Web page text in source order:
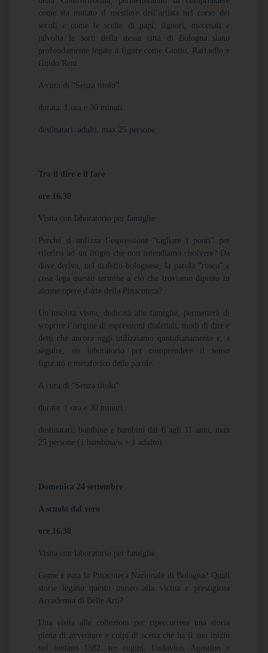
come sia mutato il mestiere dell’artista nel corso dei
secoli e come le scelte di papi, signori, mecenati e
talvolta le sorti della stessa città di Bologna siano
profondamente legate a figure come Giotto, Raffaello e
Guido Reni.
A cura di “Senza titolo”
durata: 1 ora e 30 minuti
destinatari: adulti, max 25 persone
Tra il dire e il fare
ore 16.30
Visita con laboratorio per famiglie
Perché si utilizza l’espressione “tagliare i ponti” per
riferirsi ad un litigio che non intendiamo risolvere? Da
dove deriva, nel dialetto bolognese, la parola “rusco” e
cosa lega questo termine a ciò che troviamo dipinto in
alcune opere d'arte della Pinacoteca?
Un’insolita visita, dedicata alle famiglie, permetterà di
scoprire l’origine di espressioni dialettali, modi di dire e
detti che ancora oggi utilizziamo quotidianamente e, a
seguire, un laboratorio per comprendere il senso
figurato e metaforico delle parole.
A cura di “Senza titolo”
durata: 1 ora e 30 minuti
destinatari: bambine e bambini dai 6 agli 11 anni, max
25 persone (1 bambina/o + 1 adulto)
Domenica 24 settembre
A scuola dal vero
ore 16.30
Visita con laboratorio per famiglie
Come è nata la Pinacoteca Nazionale di Bologna? Quali
storie legano questo museo alla vicina e prestigiosa
Accademia di Belle Arti?
Una visita alle collezioni per ripercorrere una storia
piena di avventure e colpi di scena che ha il suo inizio
nel lontano 1582: tre cugini, Ludovico, Agostino e